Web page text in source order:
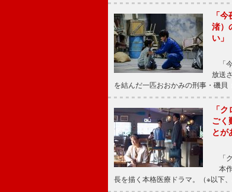
「
渚）
い」
「今
放送
を結んだ一匹おおかみの刑事・磯
「
ごく
とが
「ク
本作
長を描く本格医療ドラマ。（※以